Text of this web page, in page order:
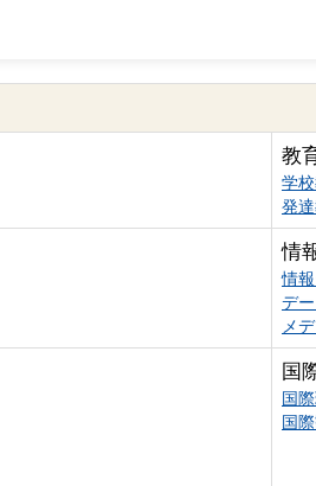
教
学
発
情
情
デ
メ
国
国
国